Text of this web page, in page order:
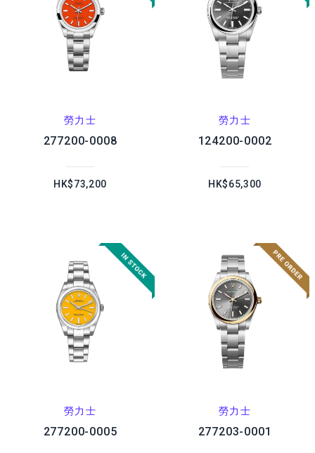
勞力士
277200-0008
HK$73,200
勞力士
124200-0002
HK$65,300
勞力士
277200-0005
勞力士
277203-0001